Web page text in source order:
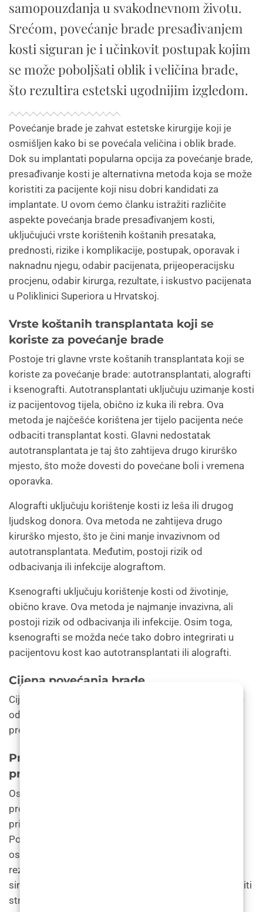
samopouzdanja u svakodnevnom životu.
Srećom, povećanje brade presađivanjem
kosti siguran je i učinkovit postupak kojim
se može poboljšati oblik i veličina brade,
što rezultira estetski ugodnijim izgledom.
Povećanje brade je zahvat estetske kirurgije koji je
osmišljen kako bi se povećala veličina i oblik brade.
Dok su implantati popularna opcija za povećanje brade,
presađivanje kosti je alternativna metoda koja se može
koristiti za pacijente koji nisu dobri kandidati za
implantate. U ovom ćemo članku istražiti različite
aspekte povećanja brade presađivanjem kosti,
uključujući vrste korištenih koštanih presataka,
prednosti, rizike i komplikacije, postupak, oporavak i
naknadnu njegu, odabir pacijenata, prijeoperacijsku
procjenu, odabir kirurga, rezultate, i iskustvo pacijenata
u Poliklinici Superiora u Hrvatskoj.
Vrste koštanih transplantata koji se
koriste za povećanje brade
Postoje tri glavne vrste koštanih transplantata koji se
koriste za povećanje brade: autotransplantati, alografti
i ksenografti. Autotransplantati uključuju uzimanje kosti
iz pacijentovog tijela, obično iz kuka ili rebra. Ova
metoda je najčešće korištena jer tijelo pacijenta neće
odbaciti transplantat kosti. Glavni nedostatak
autotransplantata je taj što zahtijeva drugo kirurško
mjesto, što može dovesti do povećane boli i vremena
oporavka.
Alografti uključuju korištenje kosti iz leša ili drugog
ljudskog donora. Ova metoda ne zahtijeva drugo
kirurško mjesto, što je čini manje invazivnom od
autotransplantata. Međutim, postoji rizik od
odbacivanja ili infekcije alograftom.
Ksenografti uključuju korištenje kosti od životinje,
obično krave. Ova metoda je najmanje invazivna, ali
postoji rizik od odbacivanja ili infekcije. Osim toga,
ksenografti se možda neće tako dobro integrirati u
pacijentovu kost kao autotransplantati ili alografti.
Cijena povećanja brade
Cijena povećanja brade presađivanjem kosti kreće se
od 500 € do 3000 €, ovisno o vrsti koštanog
presađivanja.
Prednosti povećanja brade s
presađivanjem kosti
Osim poboljšanja izgleda brade, povećanje brade
presađivanjem kosti ima još nekoliko prednosti. Na
primjer, može poboljšati disanje, govor i žvakanje.
Povećanje brade presađivanjem kosti može pomoći
osobama s nerazvijenom ili malom bradom, što
rezultira izraženijom linijom čeljusti i poboljšanom
simetrijom lica. Štoviše, postupak također može riješiti
strukturalne probleme, poput malokluzije, i smanjiti